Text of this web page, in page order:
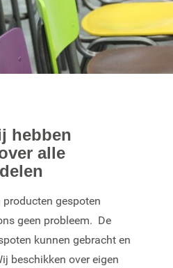
hebben
alle
gespoten
geen probleem. De
kunnen gebracht en
beschikken over eigen